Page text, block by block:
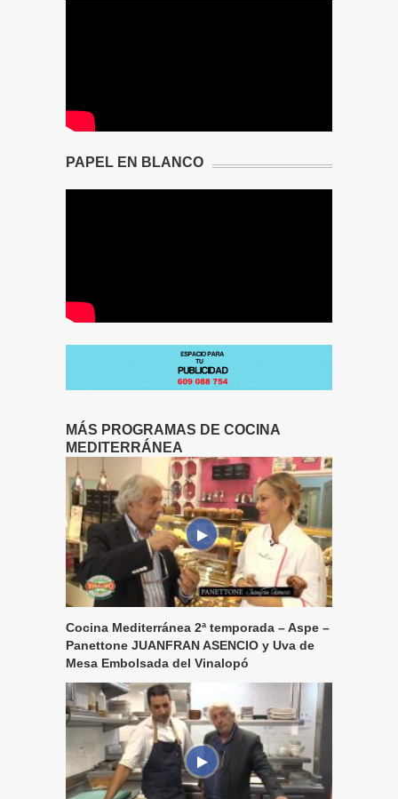
PAPEL EN BLANCO
MÁS PROGRAMAS DE COCINA
MEDITERRÁNEA
Cocina Mediterránea 2ª temporada – Aspe –
Panettone JUANFRAN ASENCIO y Uva de
Mesa Embolsada del Vinalopó